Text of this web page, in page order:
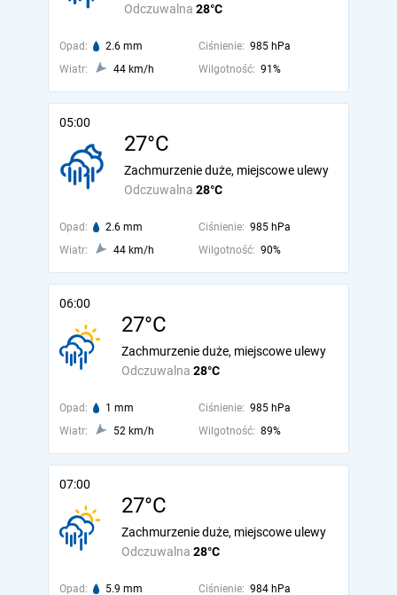
Odczuwalna 28°C
Opad: 2.6 mm Ciśnienie: 985 hPa
Wiatr:
44 km/h Wilgotność: 91%
05:00
27°C
Odczuwalna 28°C
Zachmurzenie duże, miejscowe ulewy
Opad: 2.6 mm Ciśnienie: 985 hPa
Wiatr:
44 km/h Wilgotność: 90%
06:00
27°C
Odczuwalna 28°C
Zachmurzenie duże, miejscowe ulewy
Opad: 1 mm Ciśnienie: 985 hPa
Wiatr:
52 km/h Wilgotność: 89%
07:00
27°C
Odczuwalna 28°C
Zachmurzenie duże, miejscowe ulewy
Opad: 5.9 mm Ciśnienie: 984 hPa